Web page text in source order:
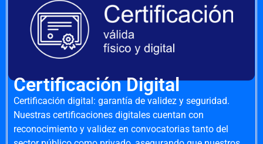
Certificación Digital
Certificación digital: garantía de validez y seguridad.
Nuestras certificaciones digitales cuentan con
reconocimiento y validez en convocatorias tanto del